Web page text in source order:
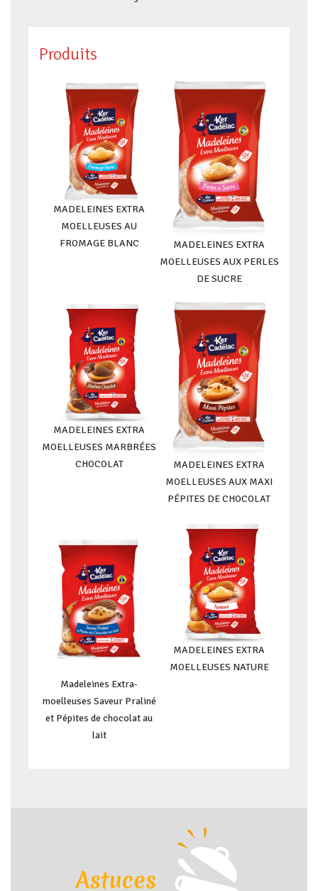
Produits
MADELEINES EXTRA
MOELLEUSES AU
FROMAGE BLANC
MADELEINES EXTRA
MOELLEUSES AUX PERLES
DE SUCRE
MADELEINES EXTRA
MOELLEUSES MARBRÉES
CHOCOLAT
MADELEINES EXTRA
MOELLEUSES AUX MAXI
PÉPITES DE CHOCOLAT
Madeleines Extra-
moelleuses Saveur Praliné
et Pépites de chocolat au
lait
MADELEINES EXTRA
MOELLEUSES NATURE